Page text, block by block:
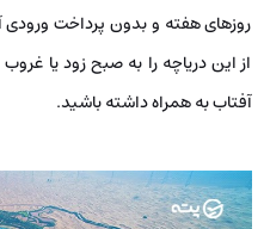
روزهای هفته و بدون پرداخت ورودی
از این دریاچه را به صبح زود یا
آفتاب به همراه داشته باشید.